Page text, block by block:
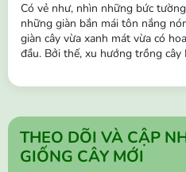
Có vẻ như, nhìn những bức
những giàn bắn mái tôn nắng
giàn cây vừa xanh mát vừa có
đầu. Bởi thế, xu hướng trồng
buông rủ leo tường, hàng rào,
THEO DÕI VÀ CẬP
GIỐNG CÂY MỚI